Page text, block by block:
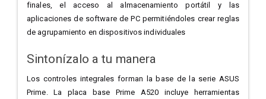
finales, el acceso al almacenamiento portátil y las
aplicaciones de software de PC permitiéndoles crear reglas
de agrupamiento en dispositivos individuales
Sintonízalo a tu manera
Los controles integrales forman la base de la serie ASUS
Prime. La placa base Prime A520 incluye herramientas